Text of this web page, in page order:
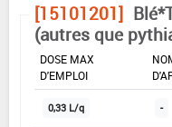
[15101201]
(autres que
DOSE MAX
D'EMPLOI
0,33 L/q -